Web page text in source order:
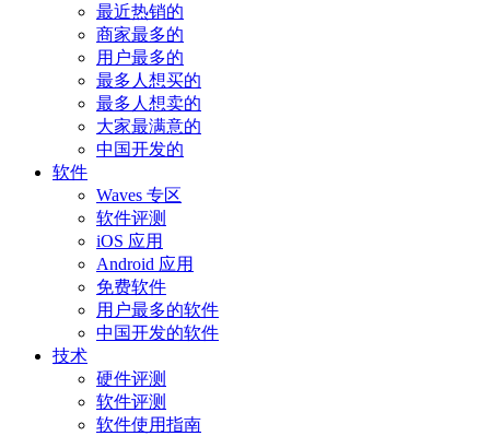
最近热销的
商家最多的
用户最多的
最多人想买的
最多人想卖的
大家最满意的
中国开发的
软件
Waves 专区
软件评测
iOS 应用
Android 应用
免费软件
用户最多的软件
中国开发的软件
技术
硬件评测
软件评测
软件使用指南